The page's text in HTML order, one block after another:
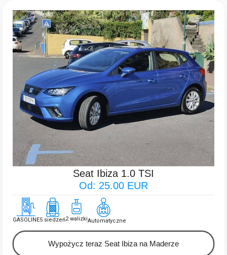
Seat Ibiza 1.0 TSI
Od: 25.00 EUR
GASOLINE5 siedzeń2 walizkiAutomatyczne
Wypożycz teraz Seat Ibiza na Maderze